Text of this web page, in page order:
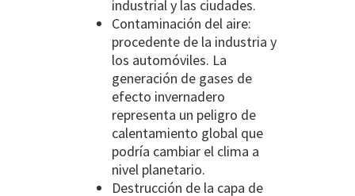
industrial y las ciudades.
Contaminación del aire:
procedente de la industria y
los automóviles. La
generación de gases de
efecto invernadero
representa un peligro de
calentamiento global que
podría cambiar el clima a
nivel planetario.
Destrucción de la capa de